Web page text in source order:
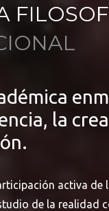
la
activa de
de la realidad